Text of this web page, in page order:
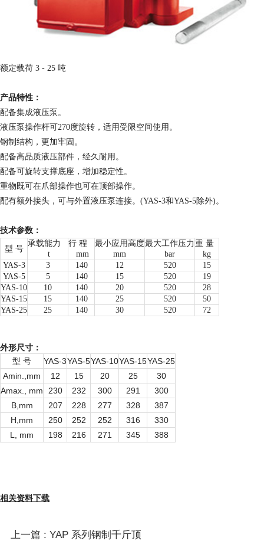
额定载荷 3 - 25 吨
产品特性：
配备集成液压泵。
液压泵操作杆可270度旋转，适用受限空间使用。
钢制结构，更加牢固。
配备高品质液压部件，经久耐用。
配备可旋转支撑底座，增加稳定性。
重物既可在爪部操作也可在顶部操作。
配有额外接头，可与外置液压泵连接。(YAS-3和YAS-5除外)。
技术参数：
型 号
承载能力
t
行 程
mm
最小应用高度
mm
最大工作压力
bar
重 量
kg
YAS-3
3 140 12 520
15
YAS-5
5 140 15 520
19
YAS-10
10 140 20 520
28
YAS-15
15 140 25 520
50
YAS-25
25 140 30 520 72
外形尺寸：
型 号 YAS-3YAS-5YAS-10YAS-15YAS-25
Amin.,mm
12 15 20 25
30
Amax., mm
230 232 300 291
300
B,mm
207 228 277 328
387
H,mm
250 252 252 316
330
L, mm
198 216 271 345 388
相关资料下载
上一篇 : YAP 系列钢制千斤顶